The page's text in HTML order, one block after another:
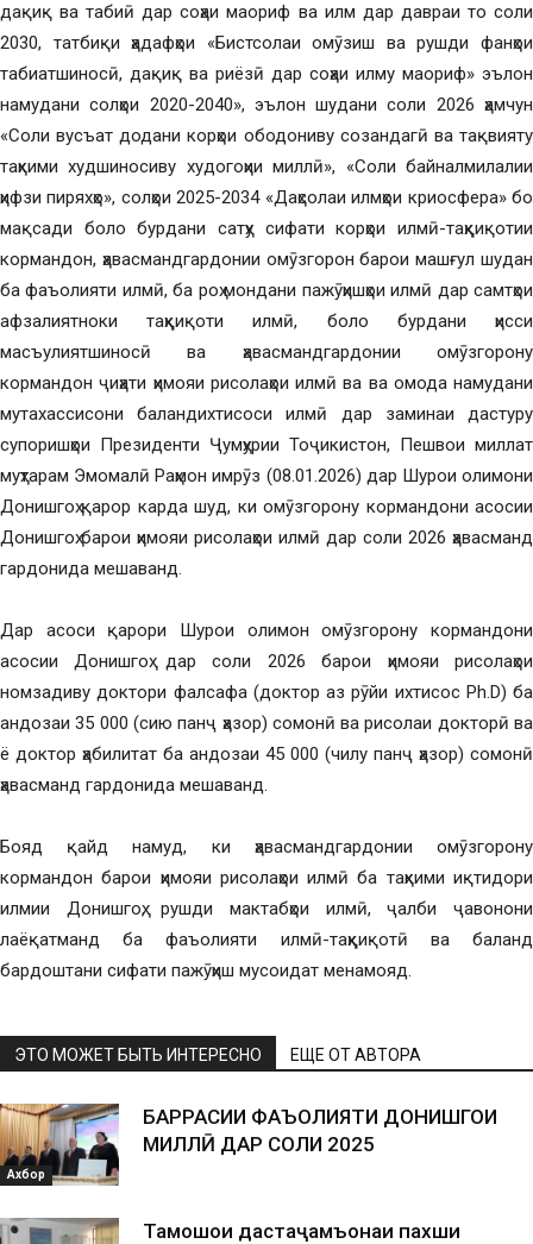
дақиқ ва табиӣ дар соҳаи маориф ва илм дар давраи то соли
2030, татбиқи ҳадафҳои «Бистсолаи омӯзиш ва рушди фанҳои
табиатшиносӣ, дақиқ ва риёзӣ дар соҳаи илму маориф» эълон
намудани солҳои 2020-2040», эълон шудани соли 2026 ҳамчун
«Соли вусъат додани корҳои ободониву созандагӣ ва тақвияту
таҳкими худшиносиву худогоҳии миллӣ», «Соли байналмилалии
ҳифзи пиряхҳо», солҳои 2025-2034 «Даҳсолаи илмҳои криосфера» бо
мақсади боло бурдани сатҳу сифати корҳои илмӣ-таҳқиқотии
кормандон, ҳавасмандгардонии омӯзгорон барои машғул шудан
ба фаъолияти илмӣ, ба роҳ мондани пажӯҳишҳои илмӣ дар самтҳои
афзалиятноки таҳқиқоти илмӣ, боло бурдани ҳисси
масъулиятшиносӣ ва ҳавасмандгардонии омӯзгорону
кормандон ҷиҳати ҳимояи рисолаҳои илмӣ ва ва омода намудани
мутахассисони баландихтисоси илмӣ дар заминаи дастуру
супоришҳои Президенти Ҷумҳурии Тоҷикистон, Пешвои миллат
муҳтарам Эмомалӣ Раҳмон имрӯз (08.01.2026) дар Шурои олимони
Донишгоҳ қарор карда шуд, ки омӯзгорону кормандони асосии
Донишгоҳ барои ҳимояи рисолаҳои илмӣ дар соли 2026 ҳавасманд
гардонида мешаванд.
Дар асоси қарори Шурои олимон омӯзгорону кормандони
асосии Донишгоҳ дар соли 2026 барои ҳимояи рисолаҳои
номзадиву доктори фалсафа (доктор аз рӯйи ихтисос Ph.D) ба
андозаи 35 000 (сию панҷ ҳазор) сомонӣ ва рисолаи докторӣ ва
ё доктор ҳабилитат ба андозаи 45 000 (чилу панҷ ҳазор) сомонӣ
ҳавасманд гардонида мешаванд.
Бояд қайд намуд, ки ҳавасмандгардонии омӯзгорону
кормандон барои ҳимояи рисолаҳои илмӣ ба таҳкими иқтидори
илмии Донишгоҳ, рушди мактабҳои илмӣ, ҷалби ҷавонони
лаёқатманд ба фаъолияти илмӣ-таҳқиқотӣ ва баланд
бардоштани сифати пажӯҳиш мусоидат менамояд.
ЭТО МОЖЕТ БЫТЬ ИНТЕРЕСНО ЕЩЕ ОТ АВТОРА
Ахбор
БАРРАСИИ ФАЪОЛИЯТИ ДОНИШГОҲИ
МИЛЛӢ ДАР СОЛИ 2025
Тамошои дастаҷамъонаи пахши